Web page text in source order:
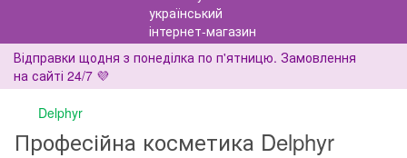
Відправки щодня з понеділка по п'ятницю. Замовлення
на сайті 24/7 💜
Delphyr
Професійна косметика Delphyr